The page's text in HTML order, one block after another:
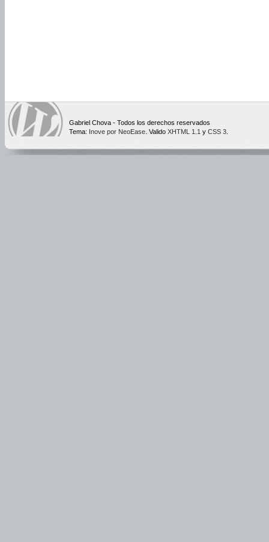
Gabriel Chova - Todos los derechos reservados
Tema: Inove por NeoEase . Valido XHTML 1.1 y CSS 3